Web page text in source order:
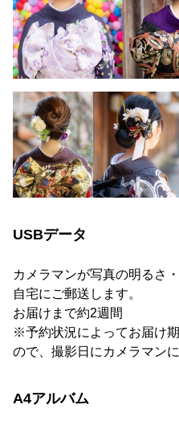
USBデータ
カメラマンが写真の明るさ
自宅にご郵送します。
お届けまで約2週間
※予約状況によってお届け
ので、撮影日にカメラマン
A4アルバム